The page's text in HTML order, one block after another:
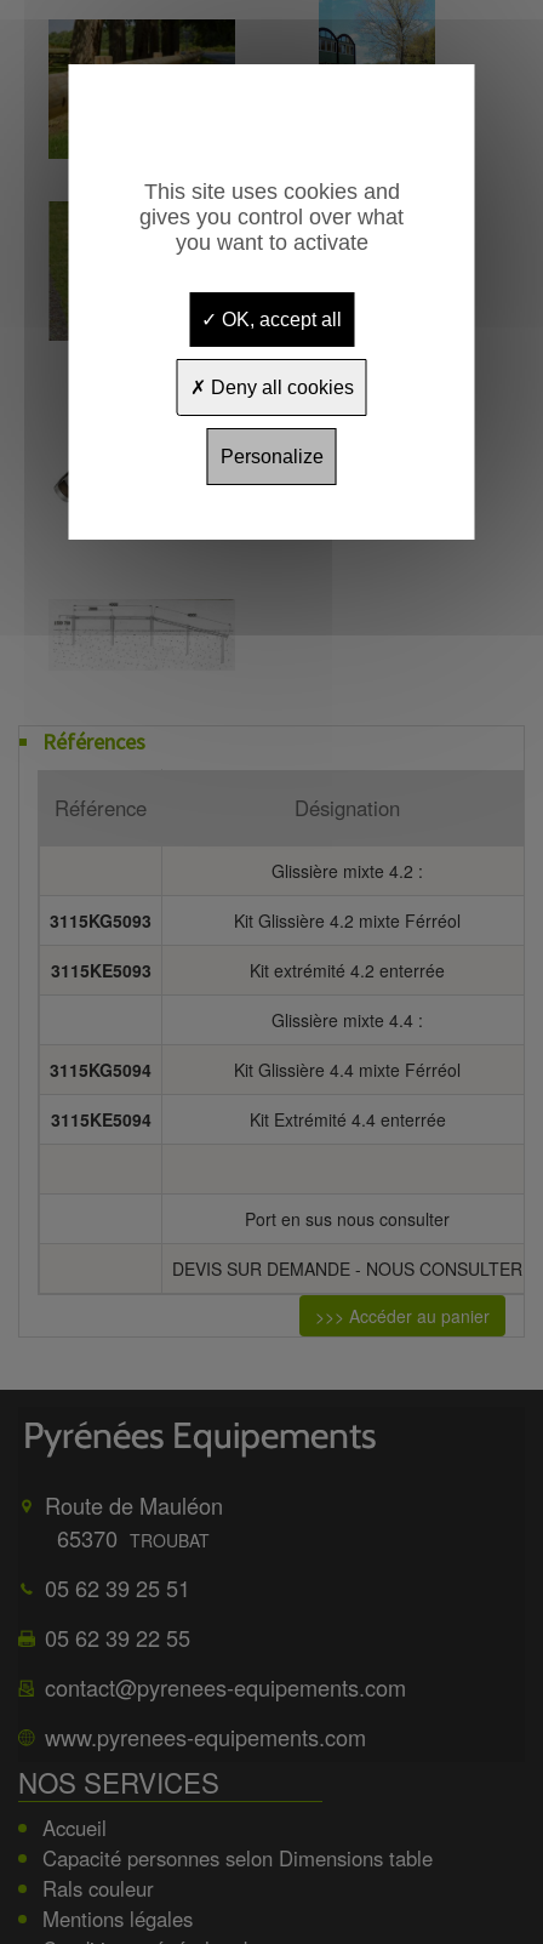
Références
Référence Désignation
Glissière mixte 4.2 :
3115KG5093 Kit Glissière 4.2 mixte Férréol
3115KE5093 Kit extrémité 4.2 enterrée
Glissière mixte 4.4 :
3115KG5094 Kit Glissière 4.4 mixte Férréol
3115KE5094 Kit Extrémité 4.4 enterrée
Port en sus nous consulter
DEVIS SUR DEMANDE - NOUS CONSULTER
>>> Accéder au panier
Route de Mauléon
65370 TROUBAT
05 62 39 25 51
05 62 39 22 55
contact@pyrenees-equipements.com
www.pyrenees-equipements.com
NOS SERVICES
Accueil
Capacité personnes selon Dimensions table
Rals couleur
Mentions légales
This site uses cookies and
gives you control over what
you want to activate
OK, accept all
Deny all cookies
Personalize